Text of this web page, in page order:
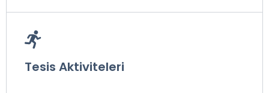
Türkiye'nin en uzun ömürlü insanları Giresun'da
yaşıyor. Biz Giresun'da çok yaşadık. Siz de bu kenti
görün, havasını soluyun istedik. Mükemmel konumu
bir konaklama için Bless You Hotel doğru bir seçim
Tesis Aktiviteleri